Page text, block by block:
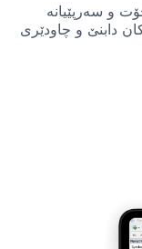
و سەرپێیانە
دابنێ و چاودێری